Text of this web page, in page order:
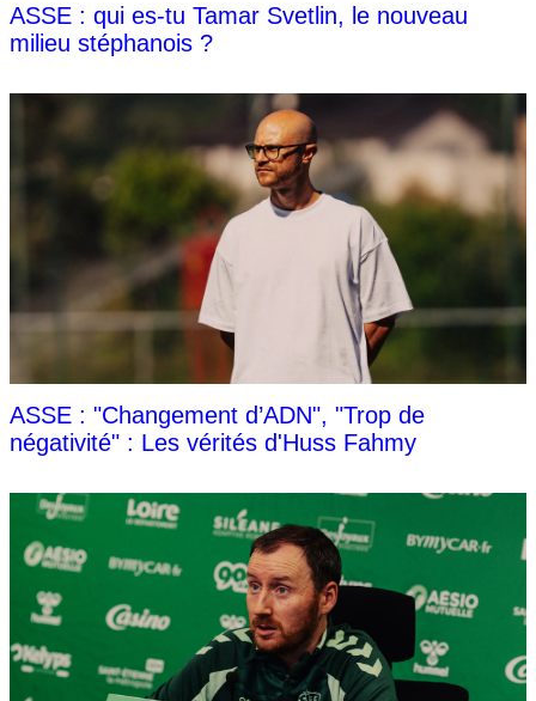
ASSE : qui es-tu Tamar Svetlin, le nouveau
milieu stéphanois ?
ASSE : "Changement d’ADN", "Trop de
négativité" : Les vérités d'Huss Fahmy